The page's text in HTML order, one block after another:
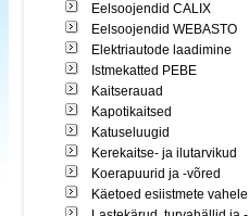
Eelsoojendid CALIX
Eelsoojendid WEBASTO
Elektriautode laadimine
Istmekatted PEBE
Kaitserauad
Kapotikaitsed
Katuseluugid
Kerekaitse- ja ilutarvikud
Koerapuurid ja -võred
Käetoed esiistmete vahele